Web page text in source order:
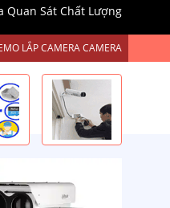
Quan Sát Chất Lượng
LẮP CAMERA CAMERA